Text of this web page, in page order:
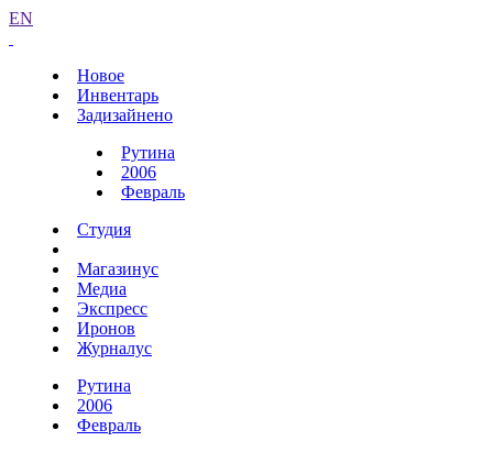
EN
Новое
Инвентарь
Задизайнено
Рутина
2006
Февраль
Студия
Магазинус
Медиа
Экспресс
Иронов
Журналус
Рутина
2006
Февраль